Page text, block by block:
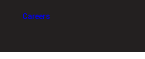
Careers